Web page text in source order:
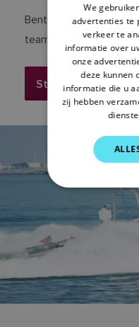
Bent u al klant van
teams staan klaar om
Stel ons een vraag
We
advertenties te
verkeer te
informatie over
onze
deze kunnen
informatie die u
zij hebben